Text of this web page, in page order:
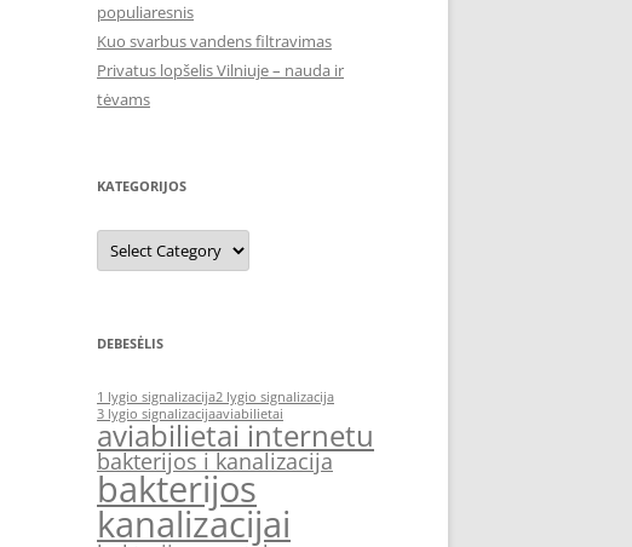
populiaresnis
Kuo svarbus vandens filtravimas
Privatus lopšelis Vilniuje – nauda ir
tėvams
KATEGORIJOS
Kategorijos
DEBESĖLIS
1 lygio signalizacija2 lygio signalizacija
3 lygio signalizacijaaviabilietai
aviabilietai internetu
bakterijos i kanalizacija
bakterijos
kanalizacijai